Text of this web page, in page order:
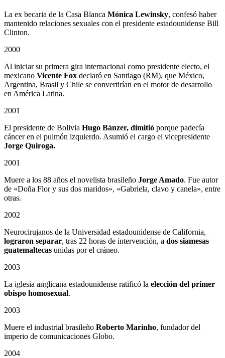
La ex becaria de la Casa Blanca Mónica Lewinsky, confesó haber
mantenido relaciones sexuales con el presidente estadounidense Bill
Clinton.
2000
Al iniciar su primera gira internacional como presidente electo, el
mexicano Vicente Fox declaró en Santiago (RM), que México,
Argentina, Brasil y Chile se convertirían en el motor de desarrollo
en América Latina.
2001
El presidente de Bolivia Hugo Bánzer, dimitió porque padecía
cáncer en el pulmón izquierdo. Asumió el cargo el vicepresidente
Jorge Quiroga.
2001
Muere a los 88 años el novelista brasileño Jorge Amado. Fue autor
de «Doña Flor y sus dos maridos», «Gabriela, clavo y canela», entre
otras.
2002
Neurocirujanos de la Universidad estadounidense de California,
lograron separar, tras 22 horas de intervención, a dos siamesas
guatemaltecas unidas por el cráneo.
2003
La iglesia anglicana estadounidense ratificó la elección del primer
obispo homosexual.
2003
Muere el industrial brasileño Roberto Marinho, fundador del
imperio de comunicaciones Globo.
2004